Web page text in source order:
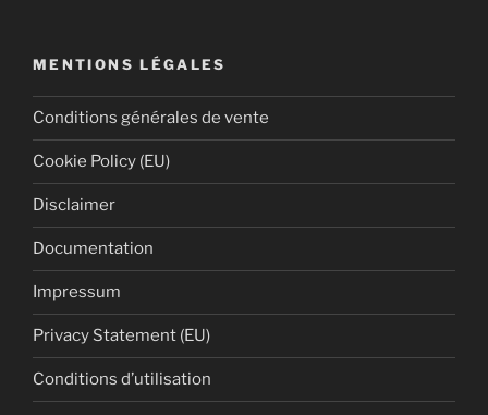
MENTIONS LÉGALES
Conditions générales de vente
Cookie Policy (EU)
Disclaimer
Documentation
Impressum
Privacy Statement (EU)
Conditions d’utilisation